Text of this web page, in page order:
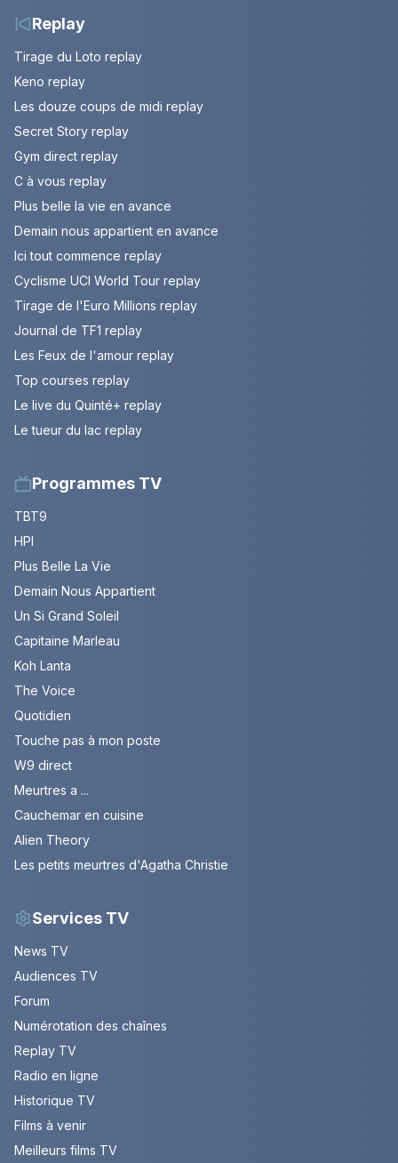
Replay
Tirage du Loto replay
Keno replay
Les douze coups de midi replay
Secret Story replay
Gym direct replay
C à vous replay
Plus belle la vie en avance
Demain nous appartient en avance
Ici tout commence replay
Cyclisme UCI World Tour replay
Tirage de l'Euro Millions replay
Journal de TF1 replay
Les Feux de l'amour replay
Top courses replay
Le live du Quinté+ replay
Le tueur du lac replay
Programmes TV
TBT9
HPI
Plus Belle La Vie
Demain Nous Appartient
Un Si Grand Soleil
Capitaine Marleau
Koh Lanta
The Voice
Quotidien
Touche pas à mon poste
W9 direct
Meurtres a ...
Cauchemar en cuisine
Alien Theory
Les petits meurtres d'Agatha Christie
Services TV
News TV
Audiences TV
Forum
Numérotation des chaînes
Replay TV
Radio en ligne
Historique TV
Films à venir
Meilleurs films TV